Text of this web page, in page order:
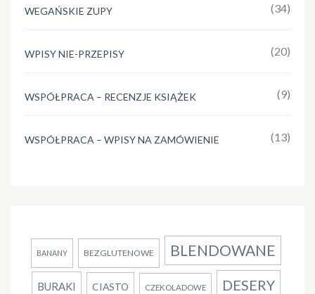
WEGAŃSKIE ZUPY (34)
WPISY NIE-PRZEPISY (20)
WSPÓŁPRACA – RECENZJE KSIĄŻEK (9)
WSPÓŁPRACA – WPISY NA ZAMÓWIENIE (13)
BANANY BEZGLUTENOWE BLENDOWANE
BURAKI CIASTO CZEKOLADOWE DESERY